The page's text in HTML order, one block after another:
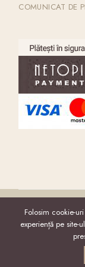
COMUNICAT DE
service agency
Folosim cookie-
experiență pe site-